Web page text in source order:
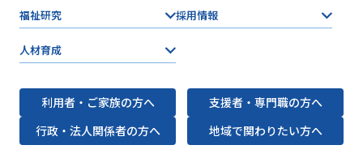
福祉研究
人材育成
採用情報
利用者・ご家族の方へ
支援者・専門職の方へ
行政・法人関係者の方へ
地域で関わりたい方へ